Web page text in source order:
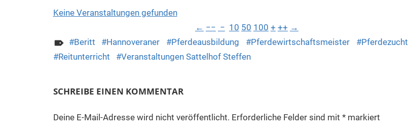
Keine Veranstaltungen gefunden
← −− − 10 50 100 + ++ →
Beritt
Hannoveraner Pferdeausbildung Pferdewirtschaftsmeister
Pferdezucht
Reitunterricht
Veranstaltungen Sattelhof Steffen
SCHREIBE EINEN KOMMENTAR
Deine E-Mail-Adresse wird nicht veröffentlicht. Erforderliche Felder sind mit *markiert